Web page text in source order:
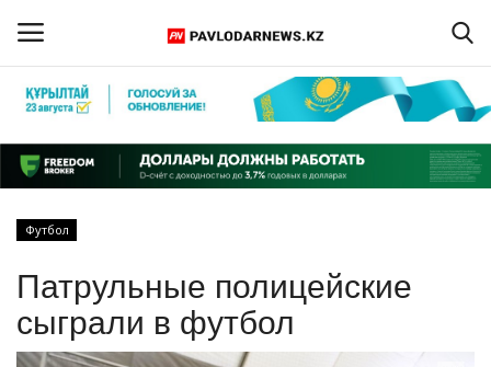
Регистрация
Главная
ПАВЛОДАРСКАЯ ОБЛАСТЬ
Футбол
Патрульные полицейские
сыграли в футбол